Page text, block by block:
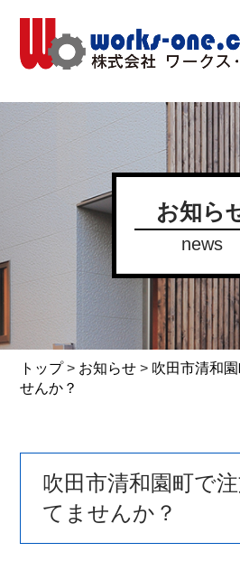
お知ら
news
トップ> お知らせ > 吹田市清和
せんか？
吹田市清和園町で
てませんか？